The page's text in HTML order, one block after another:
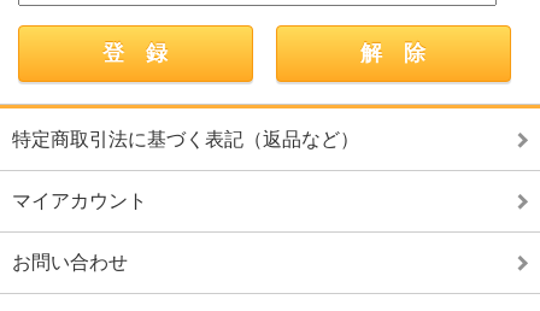
特定商取引法に基づく表記（返品など）
マイアカウント
お問い合わせ